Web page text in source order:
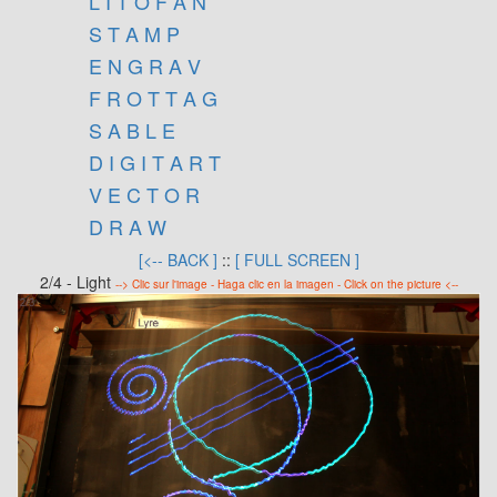
S T A M P
E N G R A V
F R O T T A G
S A B L E
D I G I T A R T
V E C T O R
D R A W
[<-- BACK ] :: [ FULL SCREEN ]
2/4 - Light --> Clic sur l'image - Haga clic en la imagen - Click on the picture <--